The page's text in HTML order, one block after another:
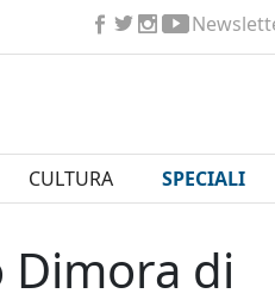
CULTURA SPECIALI
Dimora di